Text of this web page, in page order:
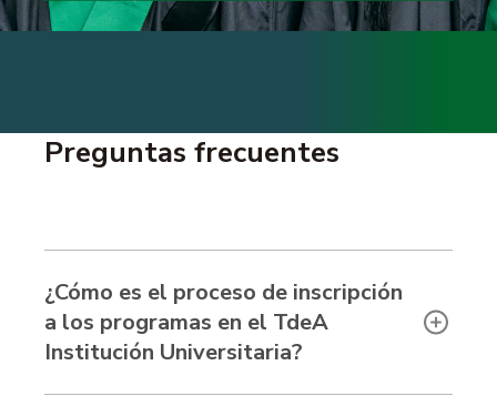
Preguntas frecuentes
¿Cómo es el proceso de inscripción
a los programas en el TdeA
Institución Universitaria?